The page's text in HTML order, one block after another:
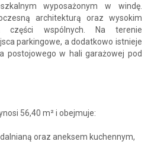
wyposażonym w windę.
architekturą oraz wysokim
części wspólnych. Na terenie
parkingowe, a dodatkowo istnieje
postojowego w hali garażowej pod
56,40 m² i obejmuje:
oraz aneksem kuchennym,